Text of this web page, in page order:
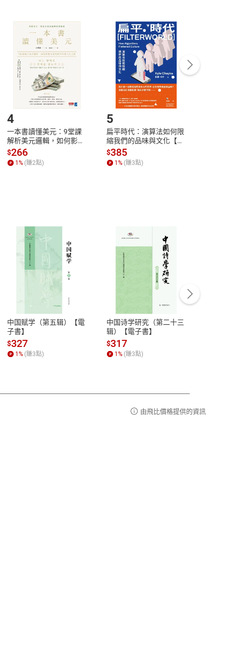
點選「瀏覽訂單明細」 「申請取消訂單/退
貨。
付款方式
Payment
完成訂單
Complete
號，下載書籍後看書
性
參
客服資訊
服務時間：週一到週五 10:00-12:00、
13:00-17:00 (國定假日及例假日休息)
客服電話：0080-1857077
4
一本書讀懂美元：9堂課
解析美元邏輯，如何影響
全球經濟和每個人的投資
【電子書】
$266
1% (賺2點)
5
扁平時代：演算法如何限
縮我們的品味與文化【電
子書】
$385
1% (賺3點)
中国赋学（第五辑）【電
子書】
$327
1% (賺3點)
中国诗学研究（第二十三
辑）【電子書】
$317
1% (賺3點)
由飛比價格提供的資訊